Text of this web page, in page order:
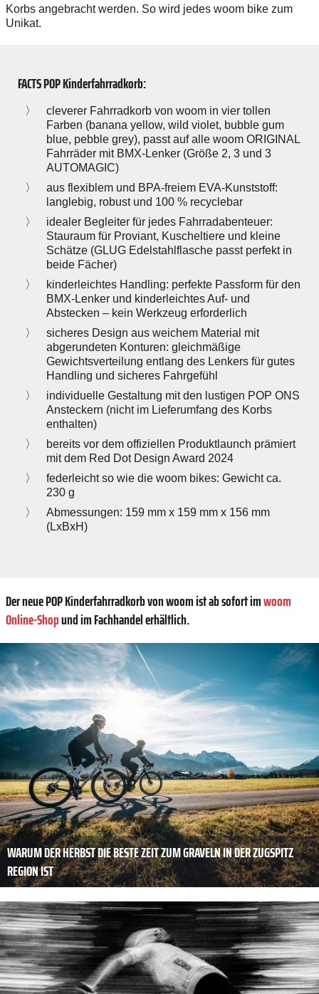
Korbs angebracht werden. So wird jedes woom bike zum
Unikat.
FACTS POP Kinderfahrradkorb:
cleverer Fahrradkorb von woom in vier tollen
Farben (banana yellow, wild violet, bubble gum
blue, pebble grey), passt auf alle woom ORIGINAL
Fahrräder mit BMX-Lenker (Größe 2, 3 und 3
AUTOMAGIC)
aus flexiblem und BPA-freiem EVA-Kunststoff:
langlebig, robust und 100 % recyclebar
idealer Begleiter für jedes Fahrradabenteuer:
Stauraum für Proviant, Kuscheltiere und kleine
Schätze (GLUG Edelstahlflasche passt perfekt in
beide Fächer)
kinderleichtes Handling: perfekte Passform für den
BMX-Lenker und kinderleichtes Auf- und
Abstecken – kein Werkzeug erforderlich
sicheres Design aus weichem Material mit
abgerundeten Konturen: gleichmäßige
Gewichtsverteilung entlang des Lenkers für gutes
Handling und sicheres Fahrgefühl
individuelle Gestaltung mit den lustigen POP ONS
Ansteckern (nicht im Lieferumfang des Korbs
enthalten)
bereits vor dem offiziellen Produktlaunch prämiert
mit dem Red Dot Design Award 2024
federleicht so wie die woom bikes: Gewicht ca.
230 g
Abmessungen: 159 mm x 159 mm x 156 mm
(LxBxH)
Der neue POP Kinderfahrradkorb von woom ist ab sofort imwoom
Online-Shopund im Fachhandel erhältlich.
WARUM DER HERBST DIE BESTE ZEIT ZUM GRAVELN IN DER ZUGSPITZ
REGION IST